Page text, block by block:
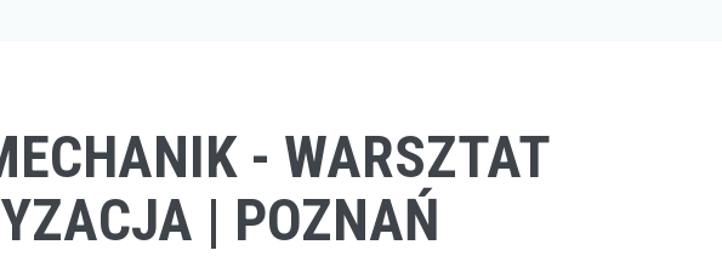
- WARSZTAT
| POZNAŃ